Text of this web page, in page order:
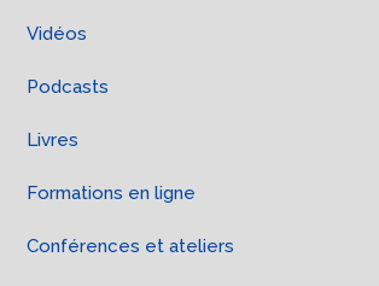
Vidéos
Podcasts
Livres
Formations en ligne
Conférences et ateliers